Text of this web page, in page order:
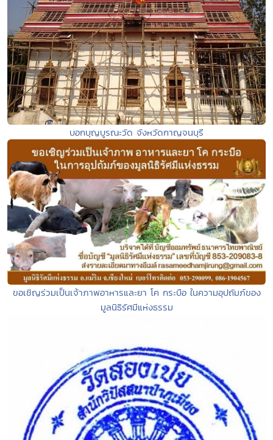
บอกบุญบูรณะวัด จังหวัดกาญจนบุรี
ขอเชิญร่วมเป็นเจ้าภาพอาหารและยา โค กระบือ ในความอุปถัมภ์ของ
มูลนิธิรัศมีแห่งธรรม